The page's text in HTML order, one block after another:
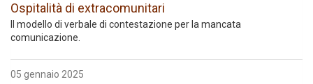
Ospitalità di extracomunitari
Il modello di verbale di contestazione per la mancata
comunicazione.
05 gennaio 2025